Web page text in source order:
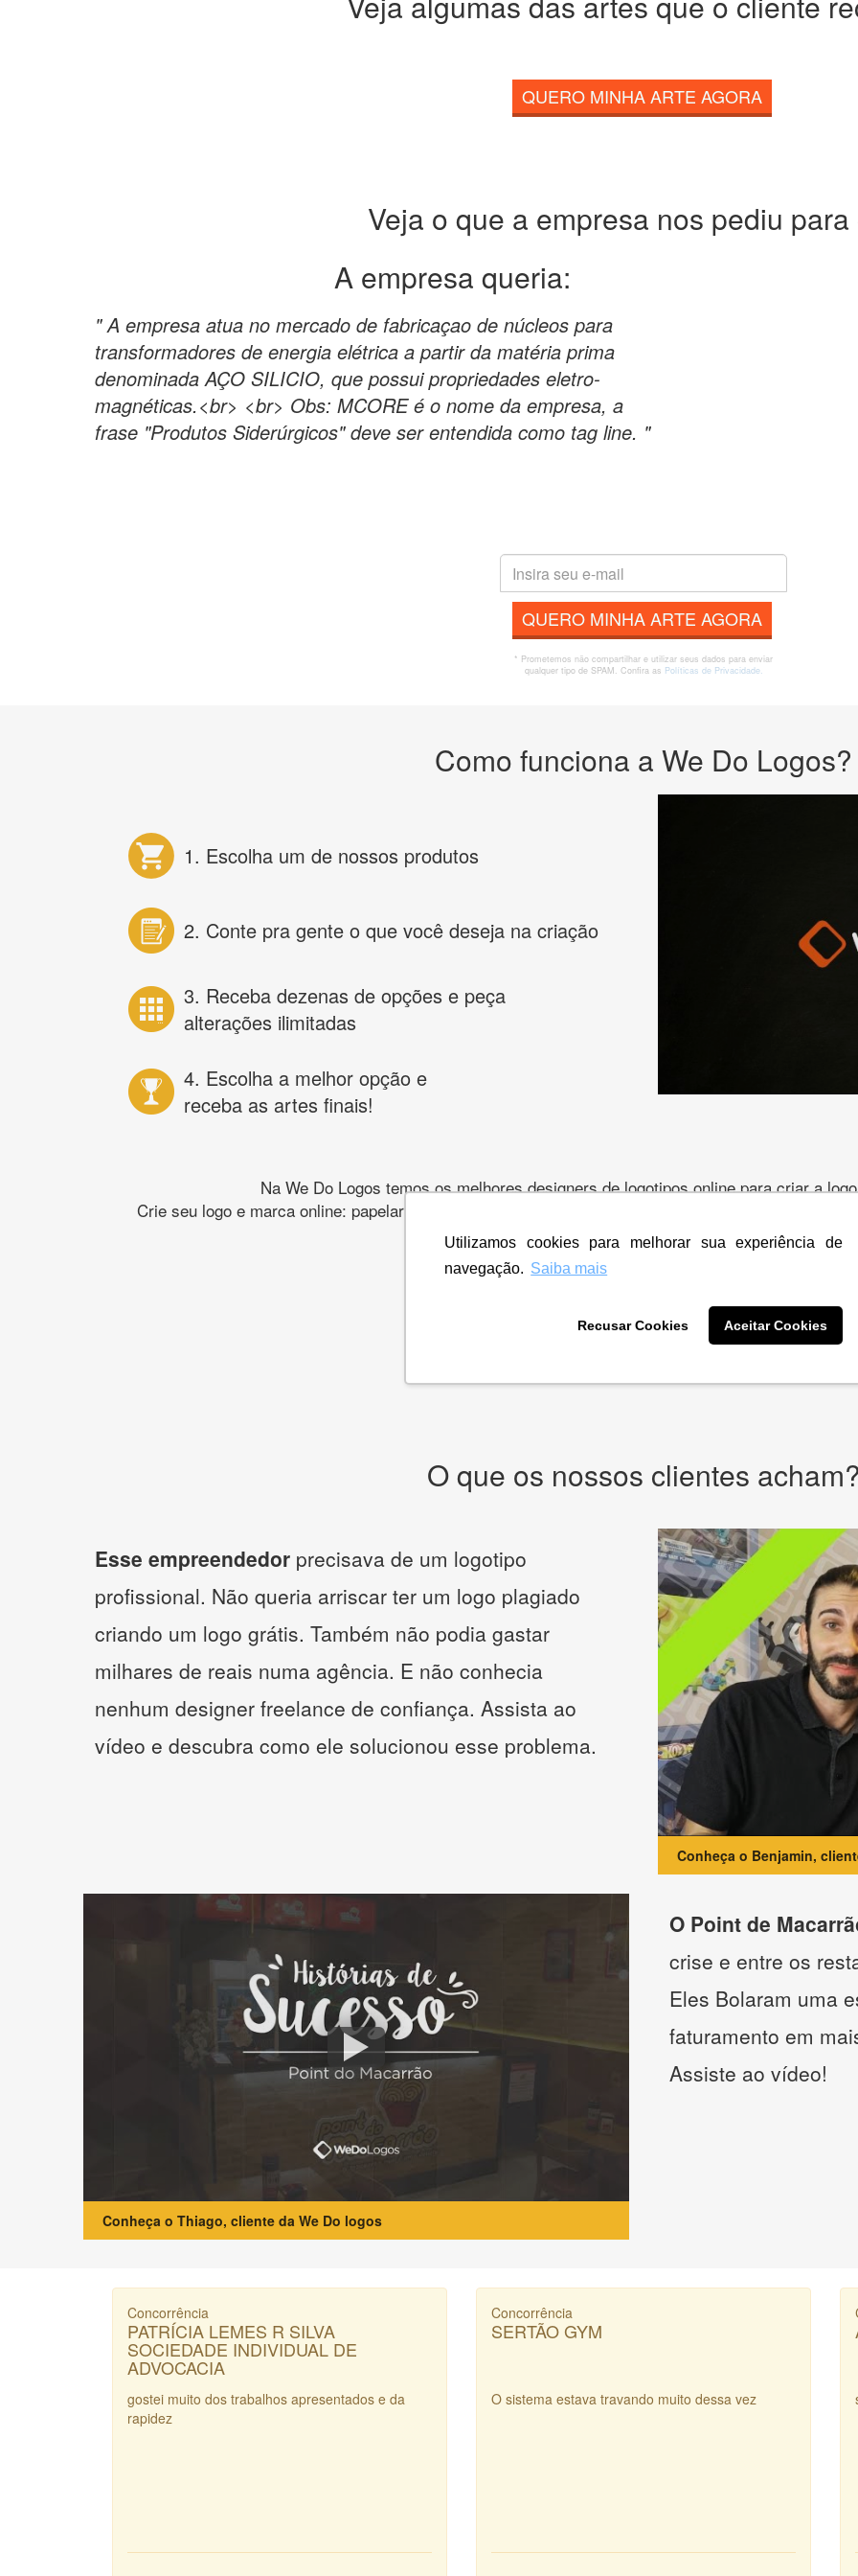
Utilizamos cookies para melhorar sua experiência de
navegação. Saiba mais
Recusar Cookies Aceitar Cookies
QUERO MINHA ARTE AGORA
Veja o que a empresa nos pediu para
A empresa queria:
" A empresa atua no mercado de fabricaçao de núcleos para
transformadores de energia elétrica a partir da matéria prima
denominada AÇO SILICIO, que possui propriedades eletro-
magnéticas.<br> <br> Obs: MCORE é o nome da empresa, a
frase "Produtos Siderúrgicos" deve ser entendida como tag line. "
QUERO MINHA ARTE AGORA
* Prometemos não compartilhar e utilizar seus dados para enviar
qualquer tipo de SPAM. Confira as Políticas de Privacidade.
Como funciona a We Do Logos?
1. Escolha um de nossos produtos
2. Conte pra gente o que você deseja na criação
3. Receba dezenas de opções e peça
alterações ilimitadas
4. Escolha a melhor opção e
receba as artes finais!
Na We Do Logos temos os melhores designers de logotipos online para criar a
Crie seu logo e marca online: papelaria, banner, cartão de visita, folder, flyer, website e muito
CRIE SUA MARCA
O que os nossos clientes
Esse empreendedor precisava de um logotipo
profissional. Não queria arriscar ter um logo plagiado
criando um logo grátis. Também não podia gastar
milhares de reais numa agência. E não conhecia
nenhum designer freelance de confiança. Assista ao
vídeo e descubra como ele solucionou esse problema.
Conheça o Benjamin,
Conheça o Thiago, cliente da We Do logos
O Point de
crise e entre os
Eles Bolaram uma
faturamento em
Assiste ao vídeo!
Concorrência
PATRÍCIA LEMES R SILVA
SOCIEDADE INDIVIDUAL DE
ADVOCACIA
gostei muito dos trabalhos apresentados e da
rapidez
Concorrência
SERTÃO GYM
O sistema estava travando muito dessa vez